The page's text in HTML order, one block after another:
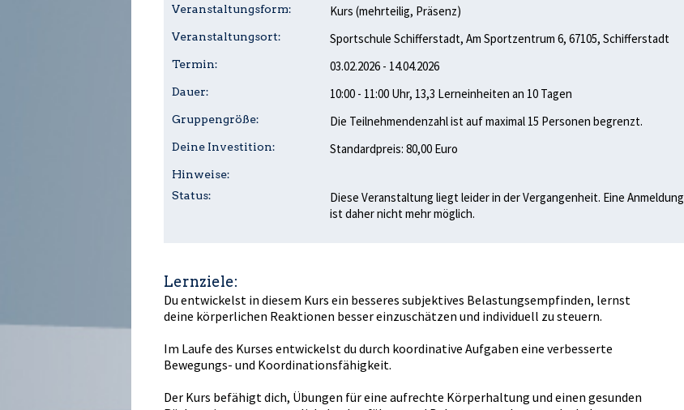
Veranstaltungsform: Kurs (mehrteilig, Präsenz)
Veranstaltungsort: Sportschule Schifferstadt, Am Sportzentrum 6, 67105, Schifferstadt
Termin: 03.02.2026 - 14.04.2026
Dauer: 10:00 - 11:00 Uhr, 13,3 Lerneinheiten an 10 Tagen
Gruppengröße: Die Teilnehmendenzahl ist auf maximal 15 Personen begrenzt.
Deine Investition: Standardpreis: 80,00 Euro
Hinweise:
Status:
Diese Veranstaltung liegt leider in der Vergangenheit. Eine Anmeldung
ist daher nicht mehr möglich.
Lernziele:
Du entwickelst in diesem Kurs ein besseres subjektives Belastungsempfinden, lernst
deine körperlichen Reaktionen besser einzuschätzen und individuell zu steuern.
Im Laufe des Kurses entwickelst du durch koordinative Aufgaben eine verbesserte
Bewegungs- und Koordinationsfähigkeit.
Der Kurs befähigt dich, Übungen für eine aufrechte Körperhaltung und einen gesunden